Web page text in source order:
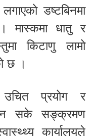
डष्टबिनमा
मास्कमा धातु र
किटाणु लामो
छ ।
प्रयोग र
हुन सके सङ्क्रमण
कार्यालयले